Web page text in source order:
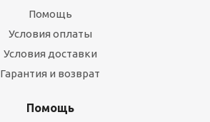
Помощь
Условия оплаты
Условия доставки
Гарантия и возврат
Помощь